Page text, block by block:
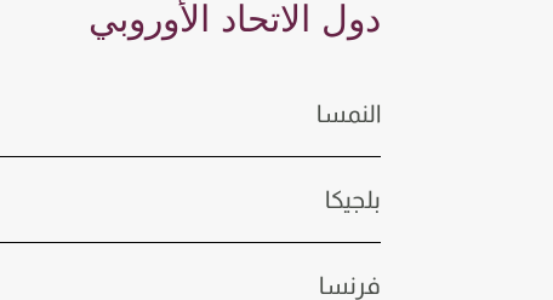
دول الاتحاد الأوروبي
النمسا
بلجيكا
فرنسا